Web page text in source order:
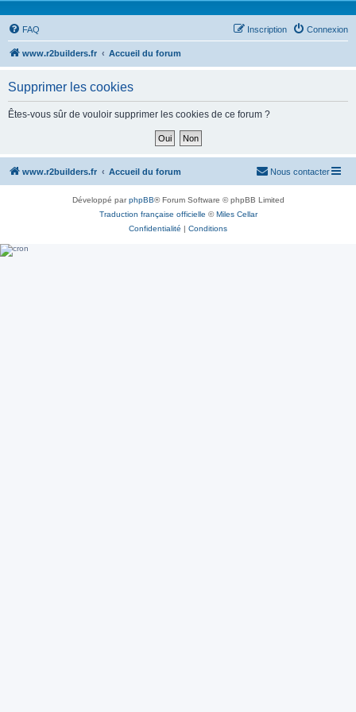
FAQ Connexion
Inscription
www.r2builders.fr Accueil du forum
Supprimer les cookies
Êtes-vous sûr de vouloir supprimer les cookies de ce forum ?
www.r2builders.fr Accueil du forum Nous contacter
Développé parphpBB® Forum Software © phpBB Limited
Traduction française officielle ©Miles Cellar
Confidentialité | Conditions